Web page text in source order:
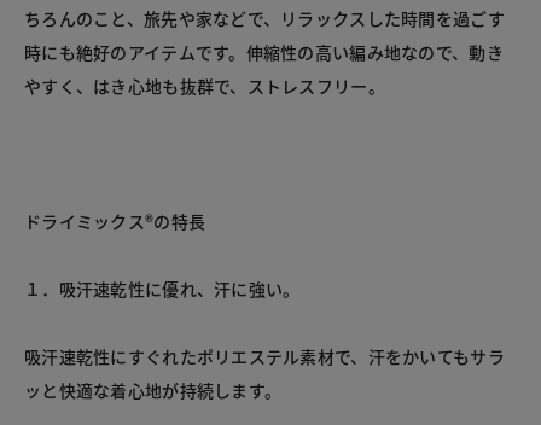
ちろんのこと、旅先や家などで、リラックスした時間を過ごす
時にも絶好のアイテムです。伸縮性の高い編み地なので、動き
やすく、はき心地も抜群で、ストレスフリー。
ドライミックス®の特長
１．吸汗速乾性に優れ、汗に強い。
吸汗速乾性にすぐれたポリエステル素材で、汗をかいてもサラ
ッと快適な着心地が持続します。